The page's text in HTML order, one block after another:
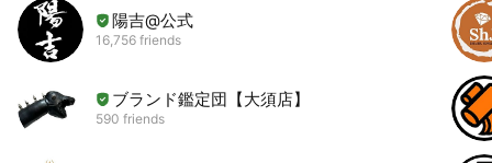
陽吉@公式
16,756 friends
ブランド鑑定団【大須店】
590 friends